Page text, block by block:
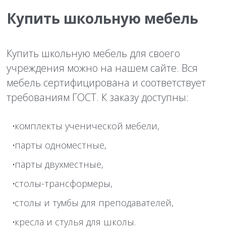
Купить школьную мебель
Купить школьную мебель для своего
учреждения можно на нашем сайте. Вся
мебель сертифицирована и соответствует
требованиям ГОСТ. К заказу доступны:
комплекты ученической мебели,
парты одноместные,
парты двухместные,
столы-трансформеры,
столы и тумбы для преподавателей,
кресла и стулья для школы.